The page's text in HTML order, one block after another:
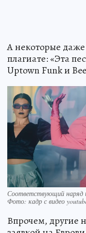
А некоторые
плагиате: «Эта
Uptown Funk и
Соответствующий наряд
Фото: кадр с видео
Впрочем, другие